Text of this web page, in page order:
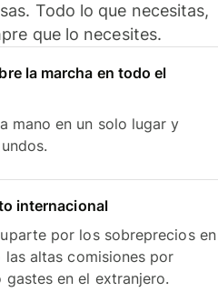
Todo lo que necesitas,
que lo necesites.
la marcha en todo el
mano en un solo lugar y
internacional
por los sobreprecios en
altas comisiones por
en el extranjero.